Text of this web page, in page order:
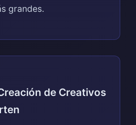
grandes.
de Creativos